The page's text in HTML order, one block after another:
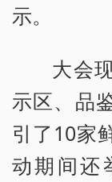
示。
大会
示区、品
引了10家
动期间还